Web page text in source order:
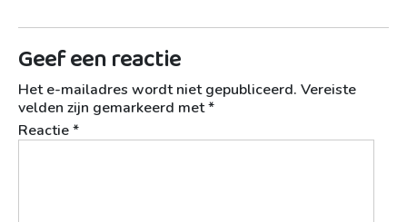
Geef een reactie
Het e-mailadres wordt niet gepubliceerd. Vereiste
velden zijn gemarkeerd met*
Reactie*